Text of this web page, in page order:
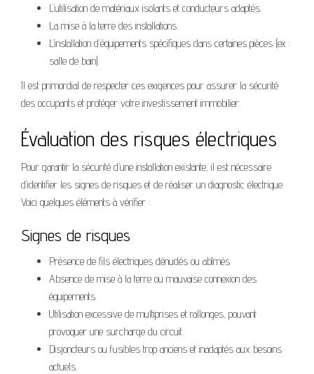
L’utilisation de matériaux isolants et conducteurs adaptés.
La mise à la terre des installations.
L’installation d’équipements spécifiques dans certaines pièces (ex :
salle de bain).
Il est primordial de respecter ces exigences pour assurer la sécurité
des occupants et protéger votre investissement immobilier.
Évaluation des risques électriques
Pour garantir la sécurité d’une installation existante, il est nécessaire
d’identifier les signes de risques et de réaliser un diagnostic électrique.
Voici quelques éléments à vérifier :
Signes de risques
Présence de fils électriques dénudés ou abîmés.
Absence de mise à la terre ou mauvaise connexion des
équipements.
Utilisation excessive de multiprises et rallonges, pouvant
provoquer une surcharge du circuit.
Disjoncteurs ou fusibles trop anciens et inadaptés aux besoins
actuels.